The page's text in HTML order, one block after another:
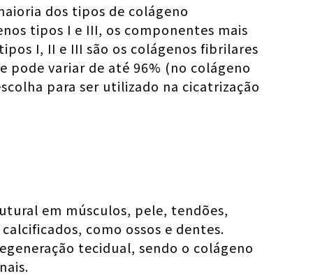
dos tipos de colágeno
tipos I e III, os componentes mais
I, II e III são os colágenos fibrilares
pode variar de até 96% (no colágeno
para ser utilizado na cicatrização
em músculos, pele, tendões,
como ossos e dentes.
tecidual, sendo o colágeno